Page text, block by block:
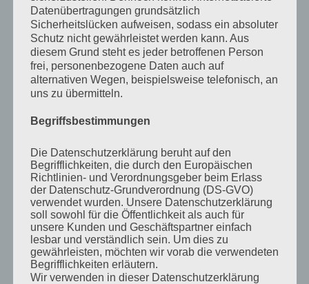
BATTERIEKABEL
Batteriekabel H07v-k
50mm² schwarz
€9,00 inkl 20% Mwst
Lagernd im Polz Lager
IN DEN WARENKORB
BATTERIEKABEL
Batteriekabel H07v-k
70mm² rot
€14,00 inkl 20% Mwst
Datenübertragungen grundsätzlich
Sicherheitslücken aufweisen, sodass ein absoluter
Schutz nicht gewährleistet werden kann. Aus
diesem Grund steht es jeder betroffenen Person
frei, personenbezogene Daten auch auf
alternativen Wegen, beispielsweise telefonisch, an
uns zu übermitteln.
Begriffsbestimmungen
Die Datenschutzerklärung beruht auf den
Begrifflichkeiten, die durch den Europäischen
Richtlinien- und Verordnungsgeber beim Erlass
der Datenschutz-Grundverordnung (DS-GVO)
verwendet wurden. Unsere Datenschutzerklärung
soll sowohl für die Öffentlichkeit als auch für
unsere Kunden und Geschäftspartner einfach
lesbar und verständlich sein. Um dies zu
gewährleisten, möchten wir vorab die verwendeten
Begrifflichkeiten erläutern.
Wir verwenden in dieser Datenschutzerklärung